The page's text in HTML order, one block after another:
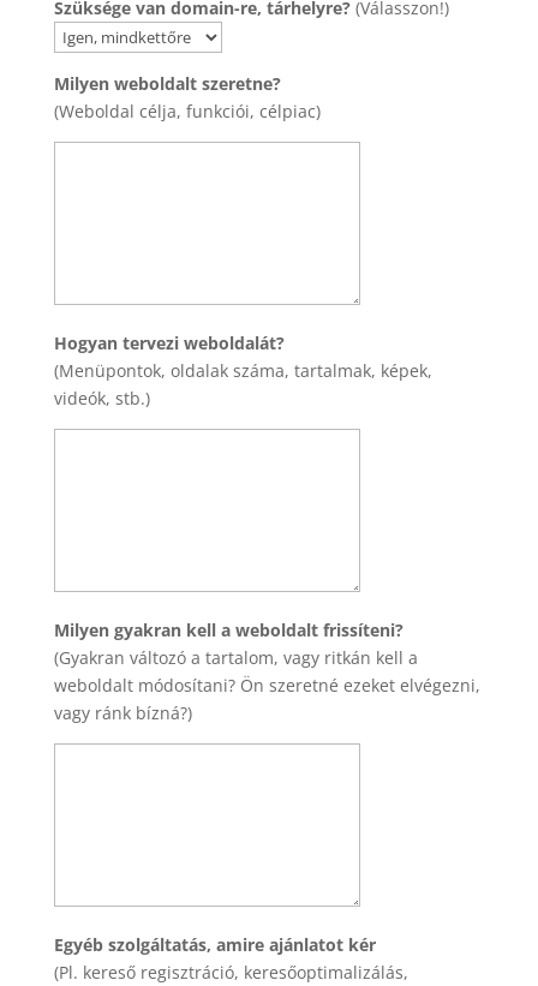
Szüksége van domain-re, tárhelyre?(Válasszon!)
Milyen weboldalt szeretne?
(Weboldal célja, funkciói, célpiac)
Hogyan tervezi weboldalát?
(Menüpontok, oldalak száma, tartalmak, képek,
videók, stb.)
Milyen gyakran kell a weboldalt frissíteni?
(Gyakran változó a tartalom, vagy ritkán kell a
weboldalt módosítani? Ön szeretné ezeket elvégezni,
vagy ránk bízná?)
Egyéb szolgáltatás, amire ajánlatot kér
(Pl. kereső regisztráció, keresőoptimalizálás,